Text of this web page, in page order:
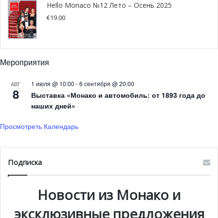
потрясения — это только некоторые из крупных
проблем, с которыми мы сталкиваемся в повседневной
жизни. Должны ли мы делегировать какие-то действия
информационно-техническому оборудованию? Будем
ли мы сохранить свою «человечность»?
Hello Monaco №12 Лето – Осень 2025
€19.00
Мероприятия
АВГ
8
1 июля @ 10:00 -6 сентября @ 20:00
Выставка «Монако и автомобиль: от 1893 года до
наших дней»
Просмотреть Календарь
Подписка
Новости из Монако и
эксклюзивные предложения